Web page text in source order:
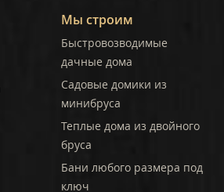
Мы строим
Быстровозводимые
дачные дома
Садовые домики из
минибруса
Теплые дома из двойного
бруса
Бани любого размера под
ключ